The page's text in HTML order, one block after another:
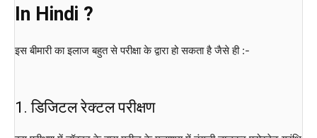
In Hindi ?
इस बीमारी का इलाज बहुत से परीक्षा के द्वारा हो सकता है जैसे ही :-
1. डिजिटल रेक्टल परीक्षण